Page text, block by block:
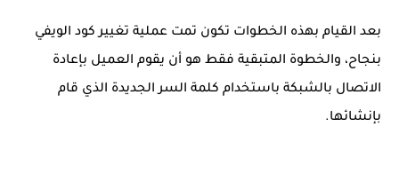
بعد القيام بهذه الخطوات تكون تمت عملية تغيير كود الويفي
بنجاح، والخطوة المتبقية فقط هو أن يقوم العميل بإعادة
الاتصال بالشبكة باستخدام كلمة السر الجديدة الذي قام
بإنشائها.